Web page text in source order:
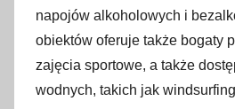
napojów alkoholowych i
obiektów oferuje także bogaty
zajęcia sportowe, a także
wodnych, takich jak